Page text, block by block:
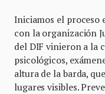
Iniciamos el proceso
con la organización
del DIF vinieron a la
psicológicos,
altura de la barda,
lugares visibles.